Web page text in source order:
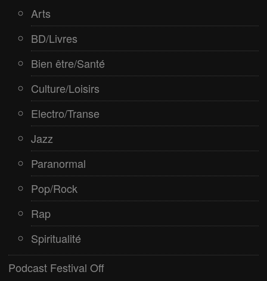
Arts
BD/Livres
Bien être/Santé
Culture/Loisirs
Electro/Transe
Jazz
Paranormal
Pop/Rock
Rap
Spiritualité
Podcast Festival Off